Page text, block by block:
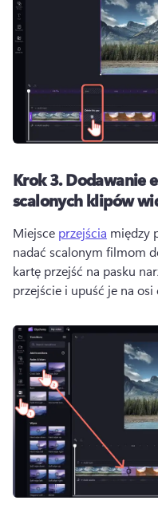
Krok 3.Dodawanie
scalonych klipów
Miejsce przejścia między
nadać scalonym filmom
kartę przejść na pasku
przejście i upuść je na